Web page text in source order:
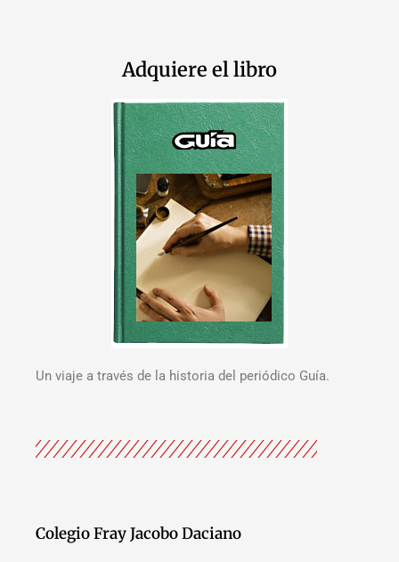
Adquiere el libro
Un viaje a través de la historia del periódico Guía.
Colegio Fray Jacobo Daciano